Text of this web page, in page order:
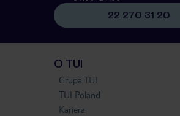
22 270 31 20
O TUI
Grupa TUI
TUI Poland
Kariera